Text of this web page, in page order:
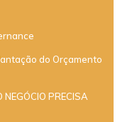
do Orçamento
NEGÓCIO PRECISA